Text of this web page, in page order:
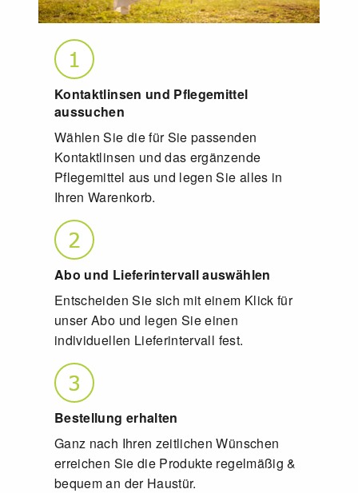
Kontaktlinsen und Pflegemittel
aussuchen
Wählen Sie die für Sie passenden
Kontaktlinsen und das ergänzende
Pflegemittel aus und legen Sie alles in
Ihren Warenkorb.
Abo und Lieferintervall auswählen
Entscheiden Sie sich mit einem Klick für
unser Abo und legen Sie einen
individuellen Lieferintervall fest.
Bestellung erhalten
Ganz nach Ihren zeitlichen Wünschen
erreichen Sie die Produkte regelmäßig &
bequem an der Haustür.